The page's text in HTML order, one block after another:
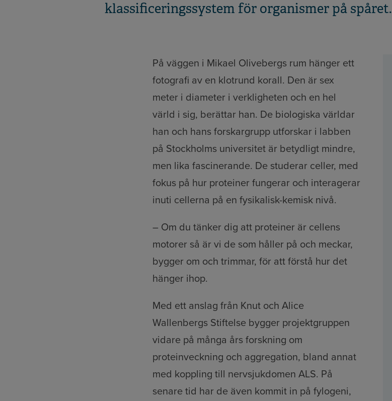
klassificeringssystem för organismer på spåret.
På väggen i Mikael Olivebergs rum hänger ett
fotografi av en klotrund korall. Den är sex
meter i diameter i verkligheten och en hel
värld i sig, berättar han. De biologiska världar
han och hans forskargrupp utforskar i labben
på Stockholms universitet är betydligt mindre,
men lika fascinerande. De studerar celler, med
fokus på hur proteiner fungerar och interagerar
inuti cellerna på en fysikalisk-kemisk nivå.
– Om du tänker dig att proteiner är cellens
motorer så är vi de som håller på och meckar,
bygger om och trimmar, för att förstå hur det
hänger ihop.
Med ett anslag från Knut och Alice
Wallenbergs Stiftelse bygger projektgruppen
vidare på många års forskning om
proteinveckning och aggregation, bland annat
med koppling till nervsjukdomen ALS. På
senare tid har de även kommit in på fylogeni,